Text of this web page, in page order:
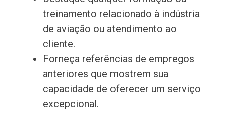
treinamento relacionado à indústria
de aviação ou atendimento ao
cliente.
Forneça referências de empregos
anteriores que mostrem sua
capacidade de oferecer um serviço
excepcional.